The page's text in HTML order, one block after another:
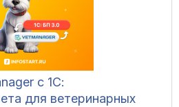
с 1С:
для ветеринарных